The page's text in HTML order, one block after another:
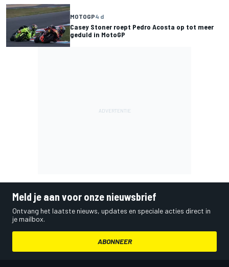
MOTOGP4 d
Casey Stoner roept Pedro Acosta op tot meer
geduld in MotoGP
Meld je aan voor onze nieuwsbrief
Ontvang het laatste nieuws, updates en speciale acties direct in
je mailbox.
ABONNEER